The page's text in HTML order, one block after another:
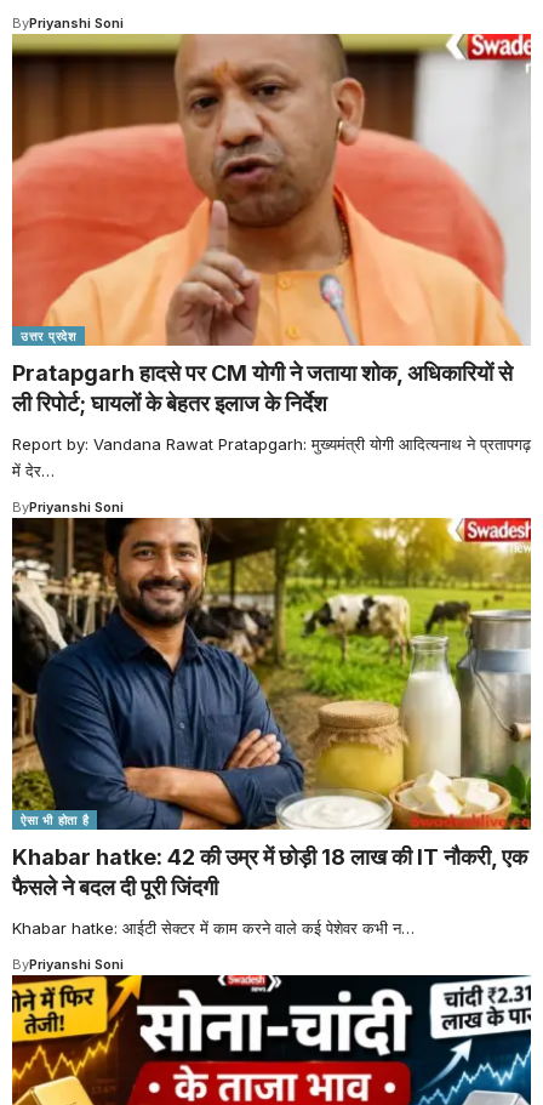
ByPriyanshi Soni
उत्तर प्रदेश
Pratapgarh हादसे पर CM योगी ने जताया शोक, अधिकारियों से
ली रिपोर्ट; घायलों के बेहतर इलाज के निर्देश
Report by: Vandana Rawat Pratapgarh: मुख्यमंत्री योगी आदित्यनाथ ने प्रतापगढ़
में देर…
ByPriyanshi Soni
ऐसा भी होता है
Khabar hatke: 42 की उम्र में छोड़ी 18 लाख की IT नौकरी, एक
फैसले ने बदल दी पूरी जिंदगी
Khabar hatke: आईटी सेक्टर में काम करने वाले कई पेशेवर कभी न…
ByPriyanshi Soni